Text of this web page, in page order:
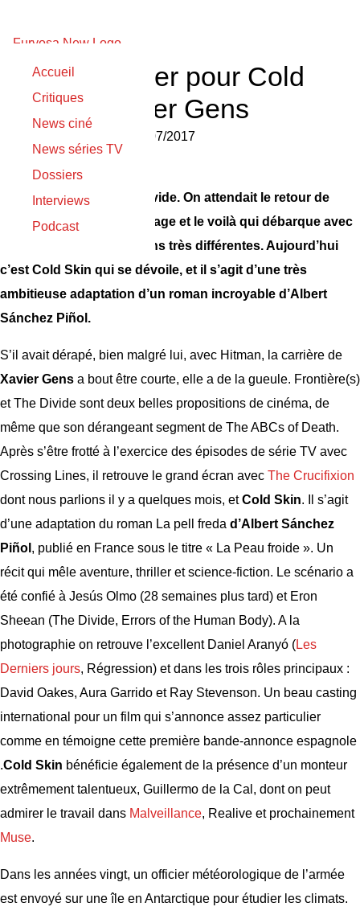
Accueil
Critiques
News ciné
News séries TV
Dossiers
Interviews
Podcast
Premier teaser pour Cold
Skin de Xavier Gens
07/07/2017
Déjà 6 ans depuis The Divide. On attendait le retour de
Xavier Gens au long métrage et le voilà qui débarque avec
deux projets aux ambitions très différentes. Aujourd’hui
c’est Cold Skin qui se dévoile, et il s’agit d’une très
ambitieuse adaptation d’un roman incroyable d’Albert
Sánchez Piñol.
S’il avait dérapé, bien malgré lui, avec Hitman, la carrière de
Xavier Gens a bout être courte, elle a de la gueule. Frontière(s)
et The Divide sont deux belles propositions de cinéma, de
même que son dérangeant segment de The ABCs of Death.
Après s’être frotté à l’exercice des épisodes de série TV avec
Crossing Lines, il retrouve le grand écran avec The Crucifixion
dont nous parlions il y a quelques mois, etCold Skin. Il s’agit
d’une adaptation du roman La pell freda d’Albert Sánchez
Piñol , publié en France sous le titre « La Peau froide ». Un
récit qui mêle aventure, thriller et science-fiction. Le scénario a
été confié à Jesús Olmo (28 semaines plus tard) et Eron
Sheean (The Divide, Errors of the Human Body). A la
photographie on retrouve l’excellent Daniel Aranyó (Les
Derniers jours, Régression) et dans les trois rôles principaux :
David Oakes, Aura Garrido et Ray Stevenson. Un beau casting
international pour un film qui s’annonce assez particulier
comme en témoigne cette première bande-annonce espagnole
.Cold Skin bénéficie également de la présence d’un monteur
extrêmement talentueux, Guillermo de la Cal, dont on peut
admirer le travail dans Malveillance, Realive et prochainement
Muse.
Dans les années vingt, un officier météorologique de l’armée
est envoyé sur une île en Antarctique pour étudier les climats.